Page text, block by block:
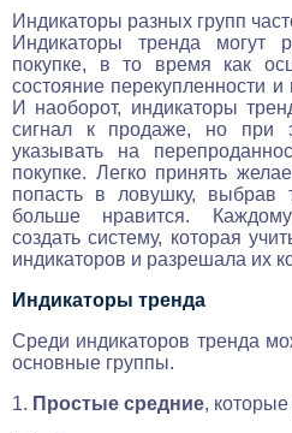
Индикаторы разных групп
Индикаторы тренда могут
покупке, в то время как
состояние перекупленности
И наоборот, индикаторы
сигнал к продаже, но при
указывать на
покупке. Легко принять
попасть в ловушку, выбрав
больше нравится.
создать систему, которая
индикаторов и разрешала их
Индикаторы тренда
Среди индикаторов тренда
основные группы.
1. Простые средние, которые